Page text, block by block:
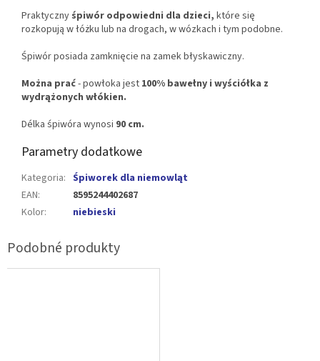
Praktyczny śpiwór odpowiedni dla dzieci, które się
rozkopują w łóżku lub na drogach, w wózkach i tym podobne.
Śpiwór posiada zamknięcie na zamek błyskawiczny.
Można prać- powłoka jest 100% bawełny i wyściółka z
wydrążonych włókien.
Délka śpiwóra wynosi 90 cm.
Parametry dodatkowe
Kategoria: Śpiworek dla niemowląt
EAN:
8595244402687
Kolor: niebieski